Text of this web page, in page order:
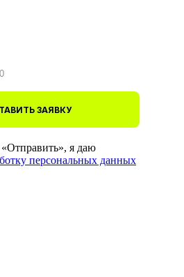
ЗАЯВКУ
я даю
персональных данных